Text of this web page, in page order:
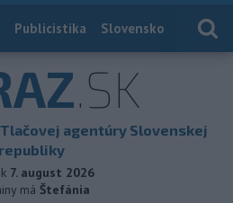
Publicistika Slovensko
.SK
agentúry Slovenskej
republiky
7. august 2026
má Štefánia